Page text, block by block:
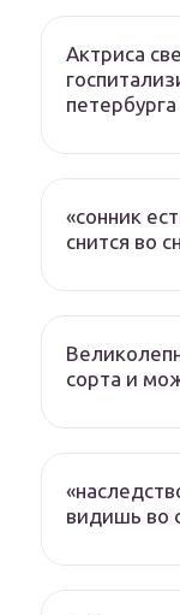
Актриса
петербурга
«сонник
снится во
сорта и
видишь во